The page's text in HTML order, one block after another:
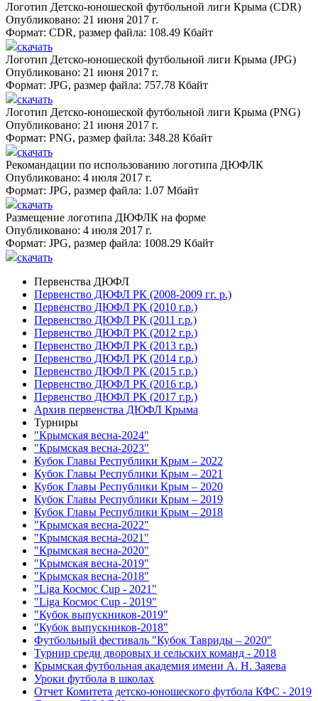
Логотип Детско-юношеской футбольной лиги Крыма (CDR)
Опубликовано: 21 июня 2017 г.
Формат: CDR, размер файла: 108.49 Кбайт
скачать
Логотип Детско-юношеской футбольной лиги Крыма (JPG)
Опубликовано: 21 июня 2017 г.
Формат: JPG, размер файла: 757.78 Кбайт
скачать
Логотип Детско-юношеской футбольной лиги Крыма (PNG)
Опубликовано: 21 июня 2017 г.
Формат: PNG, размер файла: 348.28 Кбайт
скачать
Рекомандации по использованию логотипа ДЮФЛК
Опубликовано: 4 июля 2017 г.
Формат: JPG, размер файла: 1.07 Мбайт
скачать
Размещение логотипа ДЮФЛК на форме
Опубликовано: 4 июля 2017 г.
Формат: JPG, размер файла: 1008.29 Кбайт
скачать
Первенства ДЮФЛ
Первенство ДЮФЛ РК (2008-2009 гг. р.)
Первенство ДЮФЛ РК (2010 г.р.)
Первенство ДЮФЛ РК (2011 г.р.)
Первенство ДЮФЛ РК (2012 г.р.)
Первенство ДЮФЛ РК (2013 г.р.)
Первенство ДЮФЛ РК (2014 г.р.)
Первенство ДЮФЛ РК (2015 г.р.)
Первенство ДЮФЛ РК (2016 г.р.)
Первенство ДЮФЛ РК (2017 г.р.)
Архив первенства ДЮФЛ Крыма
Турниры
"Крымская весна-2024"
"Крымская весна-2023"
Кубок Главы Республики Крым – 2022
Кубок Главы Республики Крым – 2021
Кубок Главы Республики Крым – 2020
Кубок Главы Республики Крым – 2019
Кубок Главы Республики Крым – 2018
"Крымская весна-2022"
"Крымская весна-2021"
"Крымская весна-2020"
"Крымская весна-2019"
"Крымская весна-2018"
"Liga Космос Cup - 2021"
"Liga Космос Cup - 2019"
"Кубок выпускников-2019"
"Кубок выпускников-2018"
Футбольный фестиваль "Кубок Тавриды – 2020"
Турнир среди дворовых и сельских команд - 2018
Крымская футбольная академия имени А. Н. Заяева
Уроки футбола в школах
Отчет Комитета детско-юношеского футбола КФС - 2019